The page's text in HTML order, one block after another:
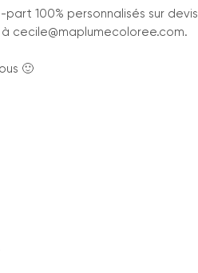
100% personnalisés sur
cecile@maplumecoloree.com.
🙂